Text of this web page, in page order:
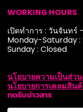
WORKING HOURS
เปิดทำการ : วันจันทร์
Monday-Saturday
Sunday : Closed
นโยบายความเป็นส่ว
นโยบายการเคลมสิน
กดรับข่าวสาร